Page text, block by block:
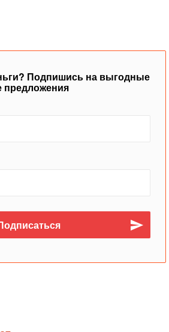
Подпишись на выгодные
предложения